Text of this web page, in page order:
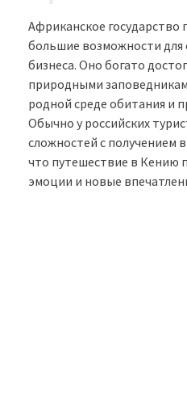
Африканское государство
большие возможности для
бизнеса. Оно богато
природными
родной среде обитания и
Обычно у российских
сложностей с получением
что путешествие в Кению
эмоции и новые